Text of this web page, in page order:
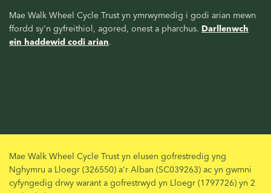
Mae Walk Wheel Cycle Trust yn ymrwymedig i godi arian mewn
ffordd sy'n gyfreithiol, agored, onest a pharchus. Darllenwch
ein haddewid codi arian.
Mae Walk Wheel Cycle Trust yn elusen gofrestredig yng
Nghymru a Lloegr (326550) a'r Alban (SC039263) ac yn gwmni
cyfyngedig drwy warant a gofrestrwyd yn Lloegr (1797726) yn 2